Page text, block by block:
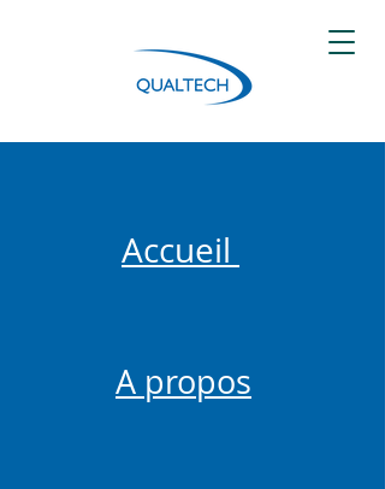
Accueil
A propos